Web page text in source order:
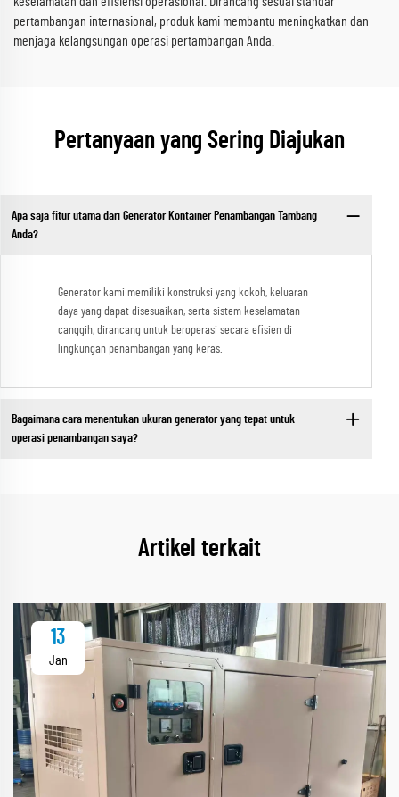
pertambangan internasional, produk kami membantu meningkatkan dan
menjaga kelangsungan operasi pertambangan Anda.
Pertanyaan yang Sering Diajukan
Apa saja fitur utama dari Generator Kontainer Penambangan Tambang
Anda?
Generator kami memiliki konstruksi yang kokoh, keluaran
daya yang dapat disesuaikan, serta sistem keselamatan
canggih, dirancang untuk beroperasi secara efisien di
lingkungan penambangan yang keras.
Bagaimana cara menentukan ukuran generator yang tepat untuk
operasi penambangan saya?
Artikel terkait
13
Jan